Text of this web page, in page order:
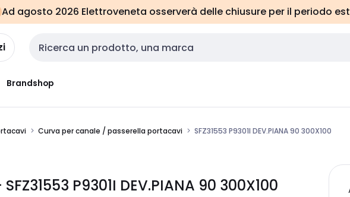
Ad agosto 2026 Elettroveneta osserverà delle chiusure per il periodo
Cerca input
Brandshop
Curva per canale / passerella portacavi SFZ31553 P9301I DEV.PIANA 90 300X100
SFZ31553 P9301I DEV.PIANA 90 300X100